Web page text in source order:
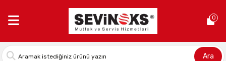
0
Ara
Stok Kodu:2021118000